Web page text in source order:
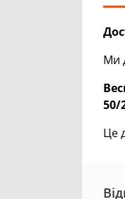
Ми
50/
Це